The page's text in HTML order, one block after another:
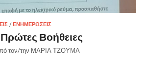
/ΕΝΗΜΕΡΏΣΕΙΣ
Βοήθειες
τον/την ΜΑΡΙΑ ΤΖΟΥΜΑ